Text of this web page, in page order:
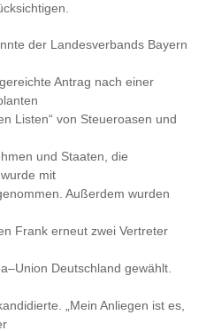
der Landesverbands Bayern
Antrag nach einer
Listen“ von Steueroasen und
und Staaten, die
mit
Außerdem wurden
Frank erneut zwei Vertreter
–Union Deutschland gewählt.
„Mein Anliegen ist es,